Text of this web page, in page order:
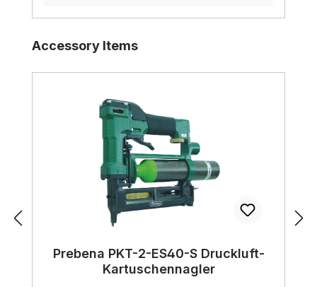
Produktgalerie überspringen
Accessory Items
Prebena PKT-2-ES40-S Druckluft-
Kartuschennagler